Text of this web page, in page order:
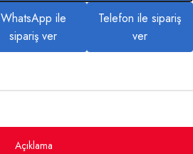
WhatsApp ile
sipariş ver
Telefon ile sipariş
ver
Açıklama